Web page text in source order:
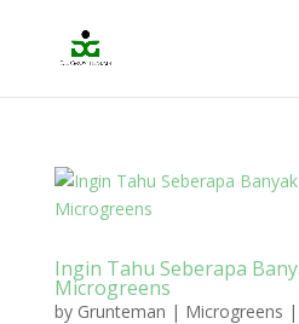
Ingin Tahu Seberapa
Microgreens
by Grunteman | Microgreens |